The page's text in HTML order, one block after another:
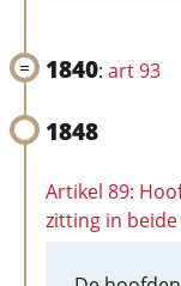
1840: art 93
1848
Artikel 89:
zitting in